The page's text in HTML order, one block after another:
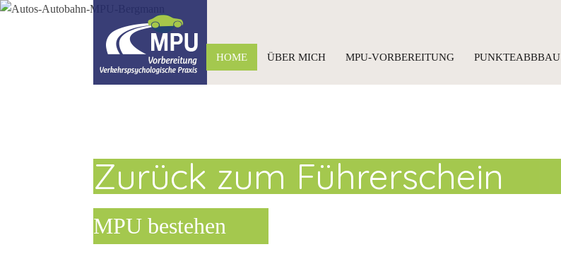
HOME ÜBER MICH MPU-VORBEREITUNG PUNKTEABBBAU
Zurück zum Führerschein
MPU bestehen